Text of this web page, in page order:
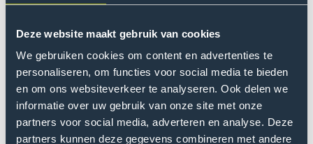
Deze website maakt gebruik van cookies
We gebruiken cookies om content en advertenties te
personaliseren, om functies voor social media te bieden
en om ons websiteverkeer te analyseren. Ook delen we
informatie over uw gebruik van onze site met onze
partners voor social media, adverteren en analyse. Deze
partners kunnen deze gegevens combineren met andere
Wijkverpleegkundige
Verpleegkundige in een ziekenhuis
Verpleegkundige in een psychiatrische instelling
Verpleegkundige in de gehandicaptenzorg
Verpleegkundige in de ouderenzorg